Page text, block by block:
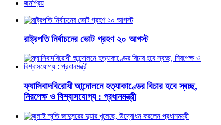
জনপ্রিয়
রাষ্ট্রপতি নির্বাচনের ভোট গ্রহণ ২০ আগস্ট
ফ্যাসিবাদবিরোধী আন্দোলনে হত্যাকাণ্ডের বিচার হবে স্বচ্ছ,
নিরপেক্ষ ও বিশ্বাসযোগ্য : প্রধানমন্ত্রী